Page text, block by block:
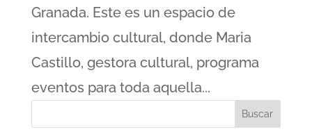
Granada. Este es un espacio de
intercambio cultural, donde Maria
Castillo, gestora cultural, programa
eventos para toda aquella...